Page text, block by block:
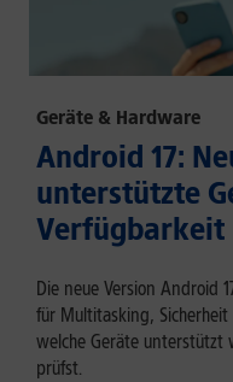
Geräte & Hardware
Android 17:
unterstützte
Verfügbarkeit
Die neue Version Android
für Multitasking,
welche Geräte unterstützt
prüfst.